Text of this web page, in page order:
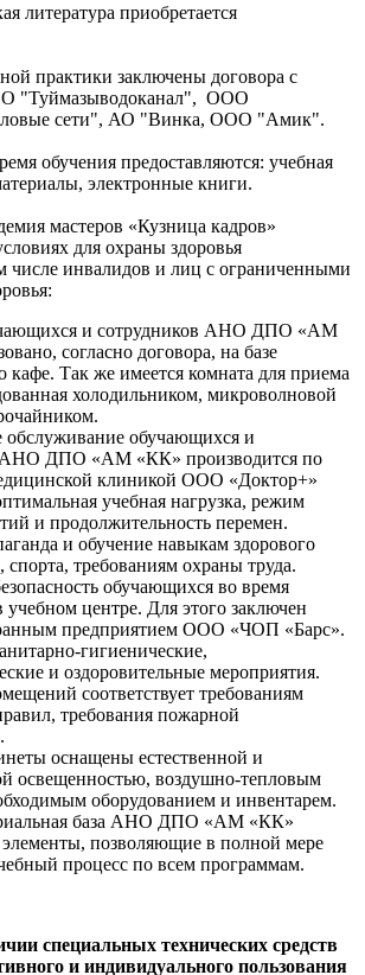
литература приобретается
практики заключены договора с
"Туймазыводоканал", ООО
сети", АО "Винка, ООО "Амик".
обучения предоставляются: учебная
электронные книги.
мастеров «Кузница кадров»
для охраны здоровья
числе инвалидов и лиц с ограниченными
и сотрудников АНО ДПО «АМ
согласно договора, на базе
кафе. Так же имеется комната для приема
холодильником, микроволновой
обучающихся и
АНО ДПО «АМ «КК» производится по
клиникой ООО «Доктор+»
учебная нагрузка, режим
и продолжительность перемен.
и обучение навыкам здорового
спорта, требованиям охраны труда.
обучающихся во время
центре. Для этого заключен
предприятием ООО «ЧОП «Барс».
гигиенические,
и оздоровительные мероприятия.
соответствует требованиям
требования пожарной
оснащены естественной и
освещенностью, воздушно-тепловым
оборудованием и инвентарем.
база АНО ДПО «АМ «КК»
элементы, позволяющие в полной мере
процесс по всем программам.
специальных технических средств
и индивидуального пользования